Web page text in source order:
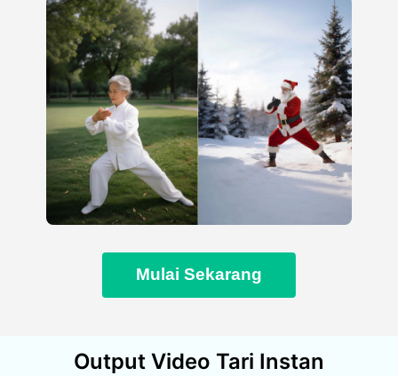
Mulai Sekarang
Output Video Tari Instan